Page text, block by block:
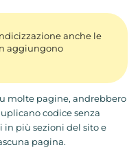
anche le
aggiungono
molte pagine, andrebbero
codice senza
in più sezioni del sito e
pagina.